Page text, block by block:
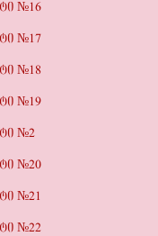
№16
№17
№18
№19
№2
№20
№21
№22